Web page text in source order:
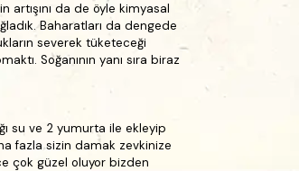
da de öyle kimyasal
Baharatları da dengede
severek tüketeceği
Soğanının yanı sıra biraz
su ve 2 yumurta ile ekleyip
fazla sizin damak zevkinize
çok güzel oluyor bizden